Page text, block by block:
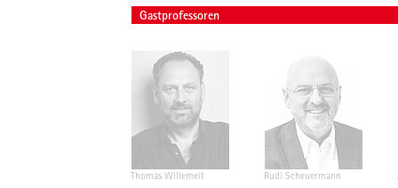
Gastprofessoren
Thomas Willemeit Rudi Scheuermann